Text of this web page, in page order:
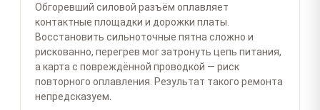
Обгоревший силовой разъём оплавляет
контактные площадки и дорожки платы.
Восстановить сильноточные пятна сложно и
рискованно, перегрев мог затронуть цепь питания,
а карта с повреждённой проводкой — риск
повторного оплавления. Результат такого ремонта
непредсказуем.